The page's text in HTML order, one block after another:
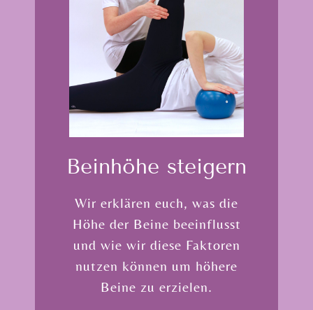
Bein­höhe steigern
Wir erklären euch, was die
Höhe der Beine beeinflusst
und wie wir diese Faktoren
nutzen können um höhere
Beine zu erzielen.